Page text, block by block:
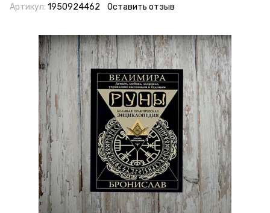
Артикул: 1950924462 Оставить отзыв